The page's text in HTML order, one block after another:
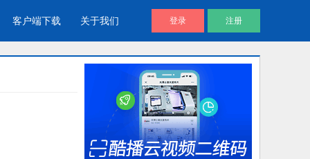
酷播V4 | 免费视频播放器
帮助用户通过代码直接调用视频文
件进放播放
企业视频宣传，提升企业形象
客户端下载 关于我们 登录 注册